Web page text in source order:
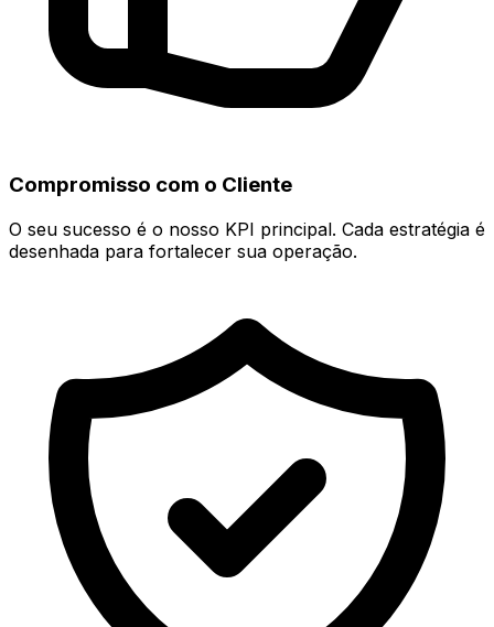
Compromisso com o Cliente
O seu sucesso é o nosso KPI principal. Cada estratégia é
desenhada para fortalecer sua operação.